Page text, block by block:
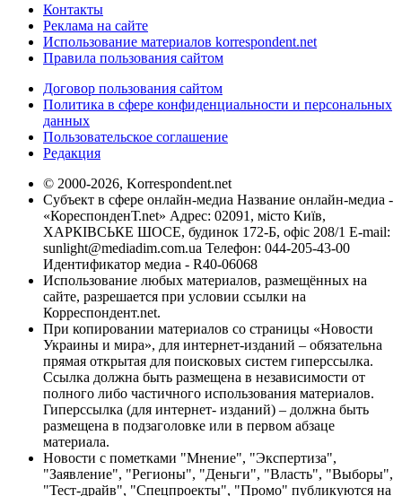
Контакты
Реклама на сайте
Использование материалов korrespondent.net
Правила пользования сайтом
Договор пользования сайтом
Политика в сфере конфиденциальности и персональных
данных
Пользовательское соглашение
Редакция
© 2000-2026, Korrespondent.net
Субъект в сфере онлайн-медиа Название онлайн-медиа -
«КореспонденТ.net» Адрес: 02091, місто Київ,
ХАРКІВСЬКЕ ШОСЕ, будинок 172-Б, офіс 208/1 E-mail:
sunlight@mediadim.com.ua Телефон: 044-205-43-00
Идентификатор медиа - R40-06068
Использование любых материалов, размещённых на
сайте, разрешается при условии ссылки на
Корреспондент.net.
При копировании материалов со страницы «Новости
Украины и мира», для интернет-изданий – обязательна
прямая открытая для поисковых систем гиперссылка.
Ссылка должна быть размещена в независимости от
полного либо частичного использования материалов.
Гиперссылка (для интернет- изданий) – должна быть
размещена в подзаголовке или в первом абзаце
материала.
Новости с пометками "Мнение", "Экспертиза",
"Заявление", "Регионы", "Деньги", "Власть", "Выборы",
"Тест-драйв", "Спецпроекты", "Промо" публикуются на